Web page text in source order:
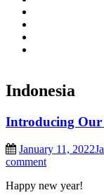
Indonesia
Introducing Our
January 11, 2022
comment
Happy new year!